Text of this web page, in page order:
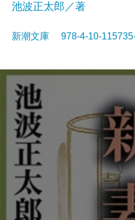
池波正太郎／著
新潮文庫 978-4-10-